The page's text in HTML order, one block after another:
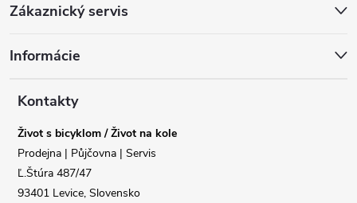
p
Zákaznický servis
Informácie
Kontakty
Život s bicyklom / Život na kole
Prodejna | Půjčovna | Servis
Ľ.Štúra 487/47
93401 Levice, Slovensko